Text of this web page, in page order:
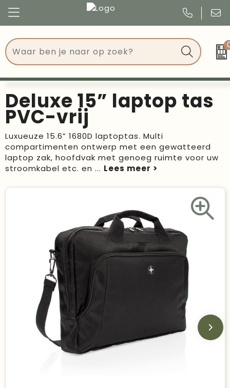
Tassen
Drinkwaren
Events
Give Aways
Schrijfwaren
Duurzame keuzes
Made in Europe
Recycled
Bestsellers
Congres
Events
Kerst
Verjaardagen
Voetbal, EK en WK
Deluxe 15” laptop tas
PVC-vrij
Luxueuze 15.6” 1680D laptoptas. Multi
compartimenten ontwerp met een gewatteerd
laptop zak, hoofdvak met genoeg ruimte voor uw
stroomkabel etc. en ...